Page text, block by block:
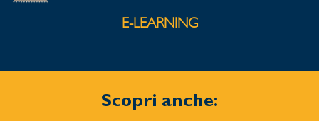
E-LEARNING
Scopri anche: